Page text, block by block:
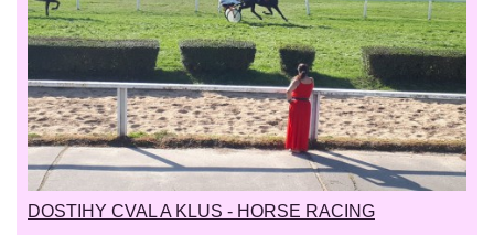
DOSTIHY CVAL A KLUS - HORSE RACING